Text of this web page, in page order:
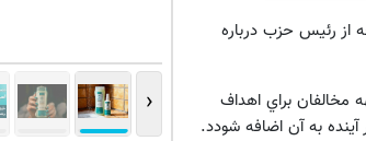
از رئیس حزب درباره
نمایندگان جبهه ملی در برابر 88 نماینده جبهه مخالفان براي اهداف
به آن اضافه شودد.
‹